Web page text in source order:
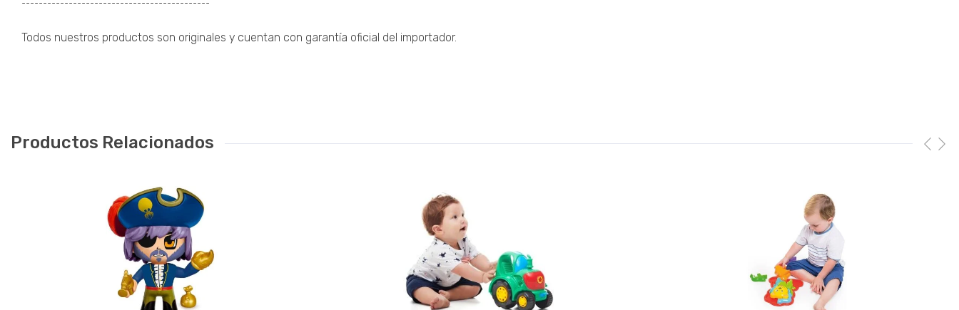
¯¯¯¯¯¯¯¯¯¯¯¯¯¯¯¯¯¯¯¯¯¯¯¯¯¯¯¯¯¯¯¯¯¯¯¯¯¯¯¯¯¯¯¯
Todos nuestros productos son originales y cuentan con garantía oficial del importador.
Productos Relacionados